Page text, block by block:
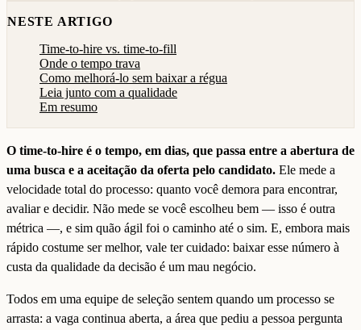
NESTE ARTIGO
Time-to-hire vs. time-to-fill
Onde o tempo trava
Como melhorá-lo sem baixar a régua
Leia junto com a qualidade
Em resumo
O time-to-hire é o tempo, em dias, que passa entre a abertura de
uma busca e a aceitação da oferta pelo candidato. Ele mede a
velocidade total do processo: quanto você demora para encontrar,
avaliar e decidir. Não mede se você escolheu bem — isso é outra
métrica —, e sim quão ágil foi o caminho até o sim. E, embora mais
rápido costume ser melhor, vale ter cuidado: baixar esse número à
custa da qualidade da decisão é um mau negócio.
Todos em uma equipe de seleção sentem quando um processo se
arrasta: a vaga continua aberta, a área que pediu a pessoa pergunta